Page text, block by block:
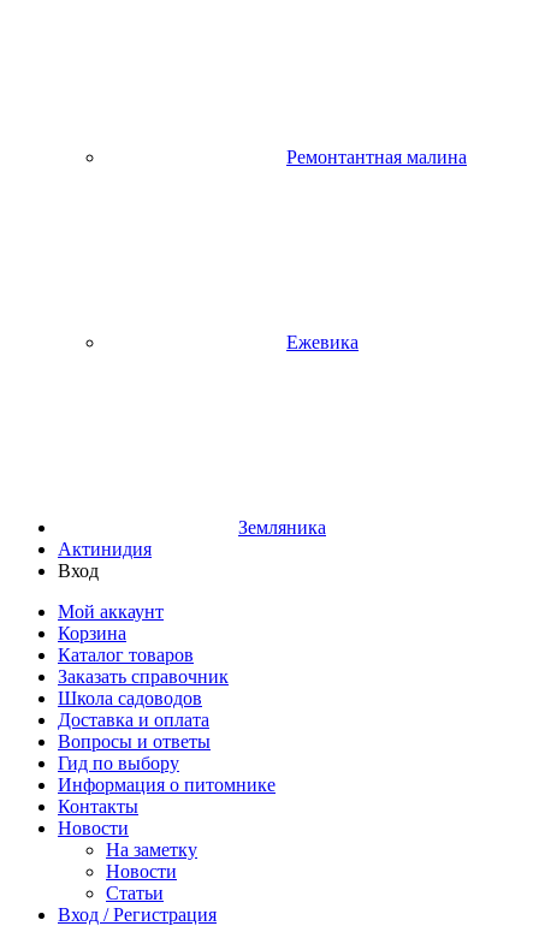
Ремонтантная малина
Ежевика
Земляника
Актинидия
Вход
Мой аккаунт
Корзина
Каталог товаров
Заказать справочник
Школа садоводов
Доставка и оплата
Вопросы и ответы
Гид по выбору
Информация о питомнике
Контакты
Новости
На заметку
Новости
Статьи
Вход / Регистрация